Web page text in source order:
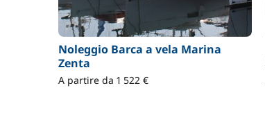
Noleggio Barca a vela Marina
Zenta
A partire da 1 522 €